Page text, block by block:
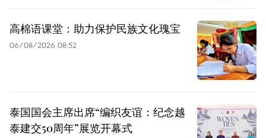
高棉语课堂：助力保护民族文化瑰宝
06/08/2026 08:52
泰国国会主席出席“编织友谊：纪念越
泰建交50周年”展览开幕式